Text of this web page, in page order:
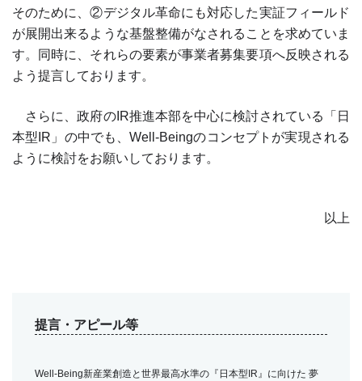
そのために、②デジタル革命にも対応した実証フィールド
が展開出来るような基盤整備がなされることを求めていま
す。同時に、それらの要素が事業者募集要項へ反映される
よう提言しております。
さらに、政府のIR推進本部を中心に検討されている「日
本型 IR 」の中でも、Well-Beingのコンセプトが実現される
ように検討をお願いしております。
以上
提言・アピール等
Well-Being新産業創造と世界最高水準の『日本型IR』に向けた 夢